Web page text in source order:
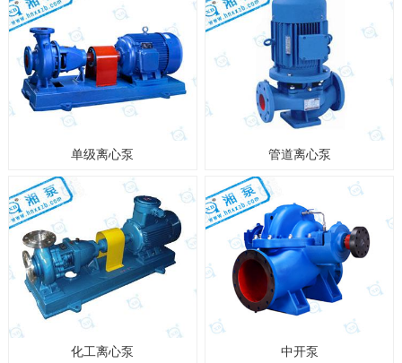
单级离心泵 管道离心泵
化工离心泵 中开泵